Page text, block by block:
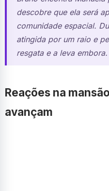
descobre que ela será
comunidade espacial.
atingida por um raio e
resgata e a leva embora.
Reações na
avançam